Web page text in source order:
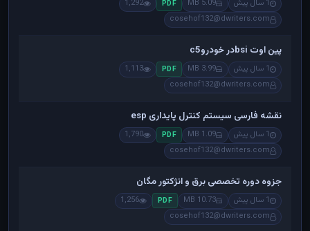
1 سال پیش 5.09 MB
PDF
1,292
cosehof132@dwriters.com
پین اوت bsiدر خودروc5
1 سال پیش 3.99 MB
PDF
1,113
cosehof132@dwriters.com
نقشه فارسی سیستم کنترل پایداری esp
1 سال پیش 1.09 MB
PDF
1,790
cosehof132@dwriters.com
جزوه دوره تخصصی برق و انژکتور مگان
1 سال پیش 10.73 MB
PDF
1,256
cosehof132@dwriters.com